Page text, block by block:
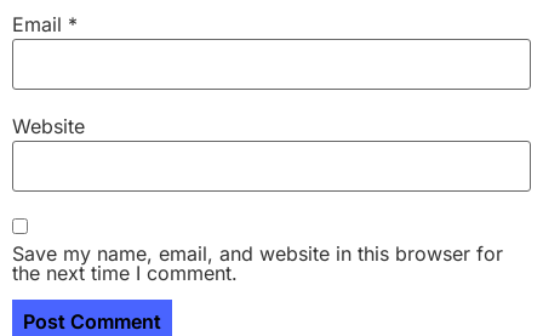
Email *
Website
Save my name, email, and website in this browser for
the next time I comment.